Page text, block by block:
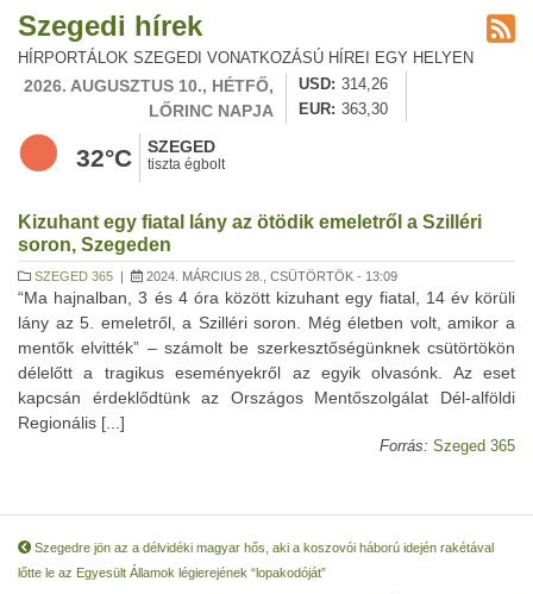
Szegedi hírek
HÍRPORTÁLOK SZEGEDI VONATKOZÁSÚ HÍREI EGY HELYEN
2026. AUGUSZTUS 10., HÉTFŐ,
LŐRINC NAPJA
USD
314,26
EUR
363,30
32°C SZEGED
tiszta égbolt
Kizuhant egy fiatal lány az ötödik emeletről a Szilléri
soron, Szegeden
SZEGED 365 | 2024. MÁRCIUS 28., CSÜTÖRTÖK - 13:09
“Ma hajnalban, 3 és 4 óra között kizuhant egy fiatal, 14 év körüli
lány az 5. emeletről, a Szilléri soron. Még életben volt, amikor a
mentők elvitték” – számolt be szerkesztőségünknek csütörtökön
délelőtt a tragikus eseményekről az egyik olvasónk. Az eset
kapcsán érdeklődtünk az Országos Mentőszolgálat Dél-alföldi
Regionális [...]
Forrás: Szeged 365
Szegedre jön az a délvidéki magyar hős, aki a koszovói háború idején rakétával
lőtte le az Egyesült Államok légierejének “lopakodóját”